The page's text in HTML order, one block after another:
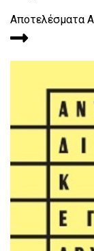
Αποτελέσματα